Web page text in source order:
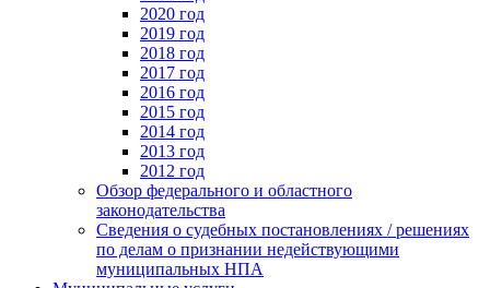
2020 год
2019 год
2018 год
2017 год
2016 год
2015 год
2014 год
2013 год
2012 год
Обзор федерального и областного
законодательства
Сведения о судебных постановлениях / решениях
по делам о признании недействующими
муниципальных НПА